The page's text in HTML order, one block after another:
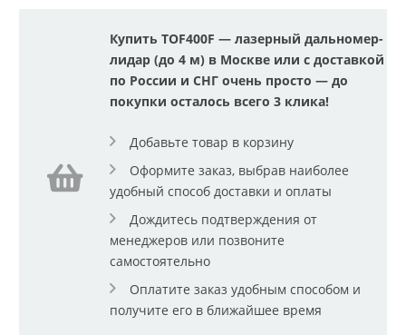
Купить TOF400F — лазерный дальномер-
лидар (до 4 м) в Москве или с доставкой
по России и СНГ очень просто — до
покупки осталось всего 3 клика!
Добавьте товар в корзину
Оформите заказ, выбрав наиболее
удобный способ доставки и оплаты
Дождитесь подтверждения от
менеджеров или позвоните
самостоятельно
Оплатите заказ удобным способом и
получите его в ближайшее время